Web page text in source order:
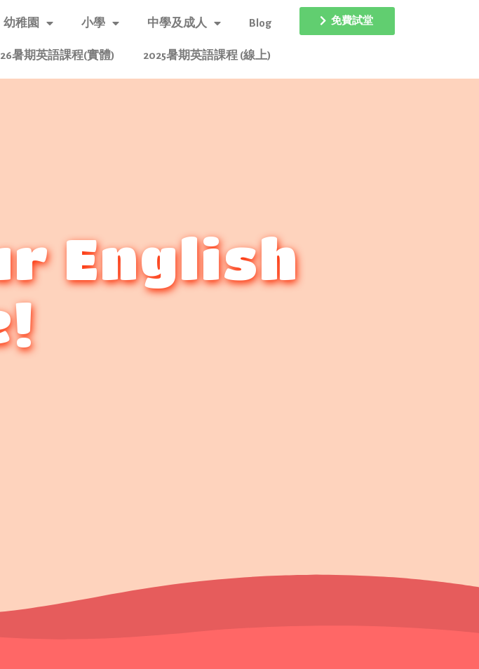
幼稚園 小學 中學及成人 Blog
暑期英語課程(實體) 2025暑期英語課程 (線上)
免費試堂
English